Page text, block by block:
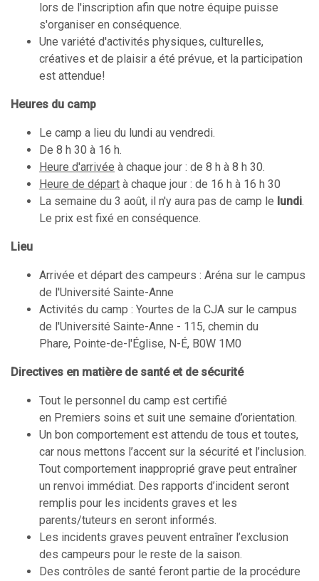
lors de l'inscription afin que notre équipe puisse
s'organiser en conséquence.
Une variété d'activités physiques, culturelles,
créatives et de plaisir a été prévue, et la participation
est attendue!
Heures du camp
Le camp a lieu du lundi au vendredi.
De 8 h 30 à 16 h.
Heure d'arrivée à chaque jour : de 8 h à 8 h 30.
Heure de départ à chaque jour : de 16 h à 16 h 30
La semaine du 3 août, il n'y aura pas de camp le lundi.
Le prix est fixé en conséquence.
Lieu
Arrivée et départ des campeurs : Aréna sur le campus
de l'Université Sainte-Anne
Activités du camp : Yourtes de la CJA sur le campus
de l'Université Sainte-Anne - 115, chemin du
Phare, Pointe-de-l'Église, N-É, B0W 1M0
Directives en matière de santé et de sécurité
Tout le personnel du camp est certifié
en Premiers soins et suit une semaine d’orientation.
Un bon comportement est attendu de tous et toutes,
car nous mettons l’accent sur la sécurité et l’inclusion.
Tout comportement inapproprié grave peut entraîner
un renvoi immédiat. Des rapports d’incident seront
remplis pour les incidents graves et les
parents/tuteurs en seront informés.
Les incidents graves peuvent entraîner l’exclusion
des campeurs pour le reste de la saison.
Des contrôles de santé feront partie de la procédure